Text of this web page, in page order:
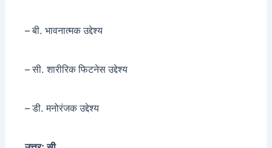
– बी. भावनात्मक उद्देश्य
– सी. शारीरिक फिटनेस उद्देश्य
– डी. मनोरंजक उद्देश्य